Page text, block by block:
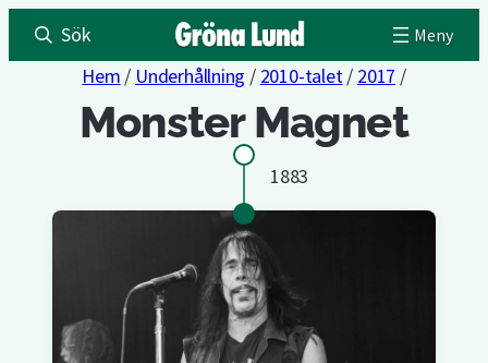
Sök
Hem / Underhållning / 2010-talet/ 2017 /
Monster Magnet
1883